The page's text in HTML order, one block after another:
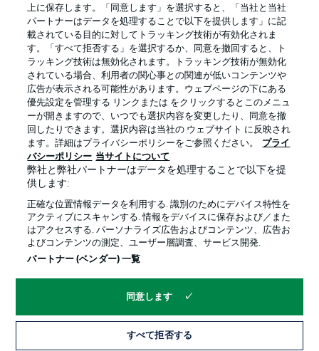
Football as it's meant to be
BUNDESLIGA APP
Official Partners
上に保存します。「同意します」を選択すると、「当社と当社
パートナーはデータを処理することで以下を提供します」に記
載されている目的に対してトラッキング技術が有効化されま
す。「すべて拒否する」を選択するか、同意を撤回すると、ト
ラッキング技術は無効化されます。トラッキング技術が無効化
されている場合、利用者の関心事との関連が低いコンテンツや
広告が表示される可能性があります。ウェブページの下にある
優先設定を管理する リンクまたは をクリックするとこのメニュ
ーが開きますので、いつでも選択内容を変更したり、同意を撤
回したりできます。選択内容は当社の ウェブサイト に反映され
ます。詳細はプライバシーポリシーをご参照ください。
プライ
バシーポリシー 当サイトについて
弊社と弊社パートナーはデータを処理することで以下を提
供します:
正確な位置情報データを利用する. 識別のためにデバイス特性を
アクティブにスキャンする. 情報をデバイスに保存および／また
はアクセスする. パーソナライズ広告およびコンテンツ、広告お
よびコンテンツの測定、ユーザー層調査、サービス開発.
パートナー (ベンダー) 一覧
同意します
すべて拒否する